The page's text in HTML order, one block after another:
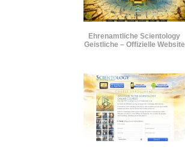
Ehrenamtliche Scientology
Geistliche – Offizielle Website